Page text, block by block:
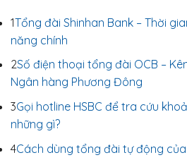
1Tổng đài Shinhan Bank – Thời
năng chính
2Số điện thoại tổng đài OCB –
Ngân hàng Phương Đông
3Gọi hotline HSBC để tra cứu
những gì?
4Cách dùng tổng đài tự động